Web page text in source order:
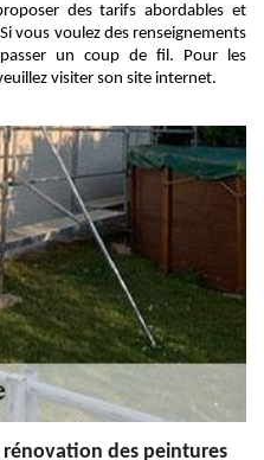
des tarifs abordables et
vous voulez des renseignements
un coup de fil. Pour les
visiter son site internet.
des peintures